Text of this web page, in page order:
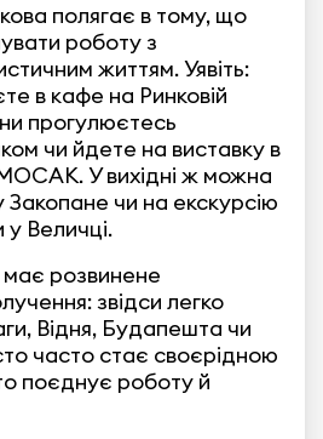
полягає в тому, що
роботу з
життям. Уявіть:
в кафе на Ринковій
прогулюєтесь
чи йдете на виставку в
У вихідні ж можна
Закопане чи на екскурсію
Величці.
має розвинене
звідси легко
Відня, Будапешта чи
часто стає своєрідною
поєднує роботу й